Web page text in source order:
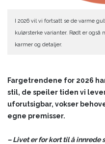
I 2026 vil vi fortsatt se de varme
kulørsterke varianter. Rødt er også
karmer og detaljer.
Fargetrendene for 2026
stil, de speiler tiden vi
uforutsigbar, vokser
egne premisser.
– Livet er for kort til å innrede